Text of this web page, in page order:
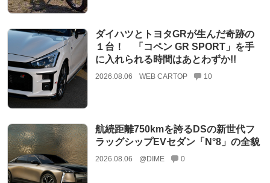
ダイハツとトヨタGRが生んだ奇跡の
１台！ 「コペン GR SPORT」を手
に入れられる時間はあとわずか!!
2026.08.06 WEB CARTOP 10
航続距離750kmを誇るDSの新世代フ
ラッグシップEVセダン「N°8」の全貌
2026.08.06 @DIME 0